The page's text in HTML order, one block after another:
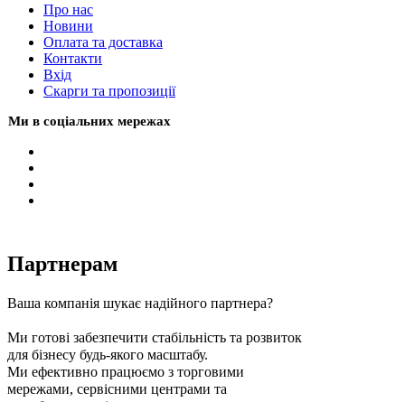
Про нас
Новини
Оплата та доставка
Контакти
Вхiд
Скарги та пропозиції
Ми в соціальних мережах
Партнерам
Ваша компанія шукає надійного партнера?
Ми готові забезпечити стабільність та розвиток
для бізнесу будь-якого масштабу.
Ми ефективно працюємо з торговими
мережами, сервісними центрами та